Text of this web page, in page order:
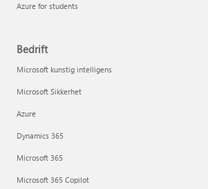
Azure for students
Bedrift
Microsoft kunstig intelligens
Microsoft Sikkerhet
Azure
Dynamics 365
Microsoft 365
Microsoft 365 Copilot